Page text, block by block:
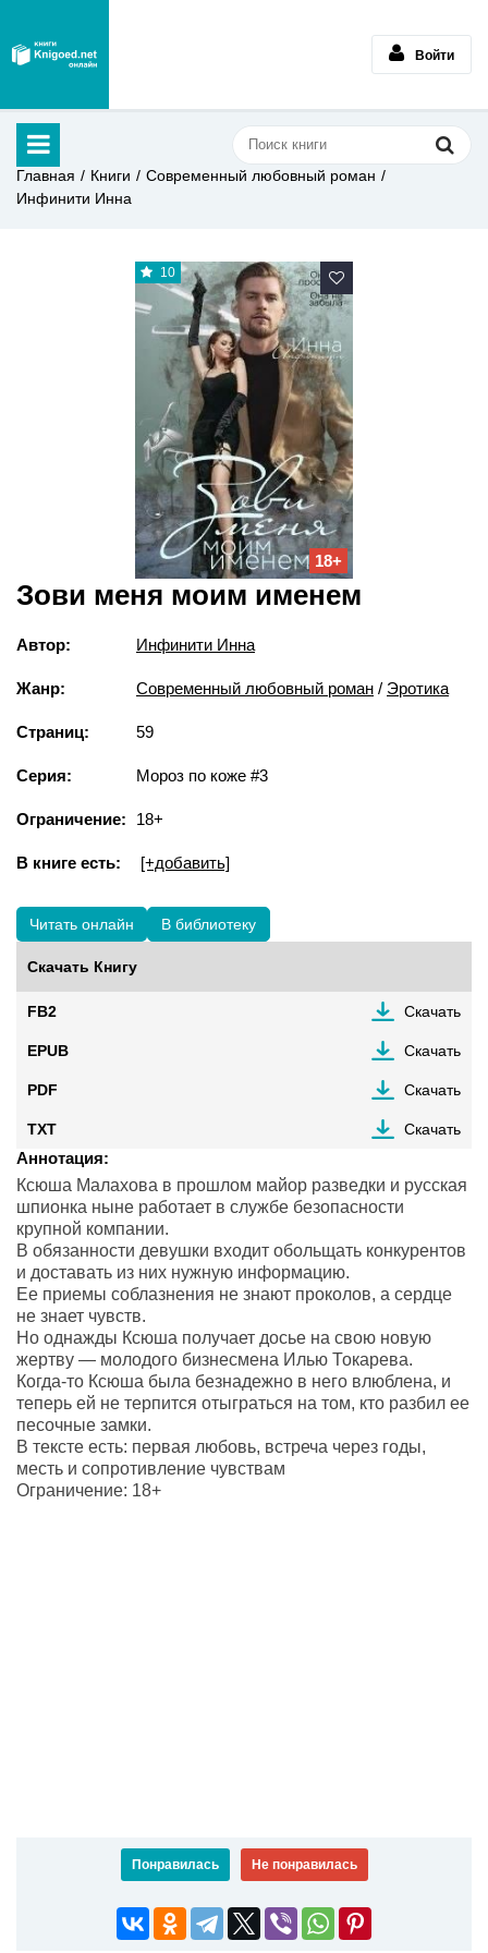
Войти
Главная Книги
Современный любовный роман
Инфинити Инна
10
18+
Зови меня моим именем
Автор: Инфинити Инна
Жанр: Современный любовный роман / Эротика
Страниц: 59
Серия: Мороз по коже #3
Ограничение: 18+
В книге есть: [+добавить]
Читать онлайн В библиотеку
Скачать Книгу
FB2 Скачать
EPUB Скачать
PDF Скачать
TXT Скачать
Аннотация:
Ксюша Малахова в прошлом майор разведки и русская
шпионка ныне работает в службе безопасности
крупной компании.
В обязанности девушки входит обольщать конкурентов
и доставать из них нужную информацию.
Ее приемы соблазнения не знают проколов, а сердце
не знает чувств.
Hо однажды Ксюша получает досье на свою новую
жертву — молодого бизнесмена Илью Токарева.
Когда-то Ксюша была безнадежно в него влюблена, и
теперь ей не терпится отыграться на том, кто разбил ее
песочные замки.
В тексте есть: первая любовь, встреча через годы,
месть и сопротивление чувствам
Ограничение: 18+
Понравилась Не понравилась